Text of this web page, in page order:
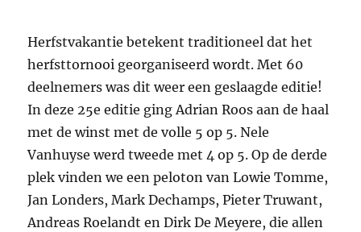
Herfstvakantie betekent traditioneel dat het
herfsttornooi georganiseerd wordt. Met 60
deelnemers was dit weer een geslaagde editie!
In deze 25e editie ging Adrian Roos aan de haal
met de winst met de volle 5 op 5. Nele
Vanhuyse werd tweede met 4 op 5. Op de derde
plek vinden we een peloton van Lowie Tomme,
Jan Londers, Mark Dechamps, Pieter Truwant,
Andreas Roelandt en Dirk De Meyere, die allen